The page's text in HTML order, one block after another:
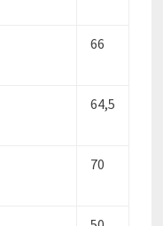
66
64,5
70